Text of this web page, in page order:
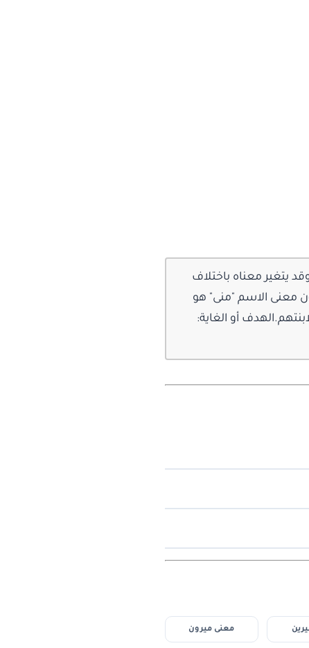
يتغير معناه باختلاف
معنى الاسم "منى" هو
أو الغاية:
معنى ميرون